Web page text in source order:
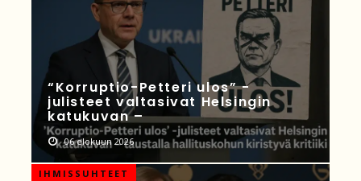
“Korruptio-Petteri ulos” -
julisteet valtasivat Helsingin
katukuvan –
06 elokuun 2026
IHMISSUHTEET